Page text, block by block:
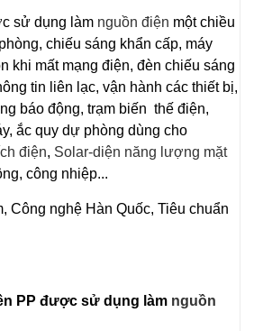
sử dụng làm nguồn điện một chiều
chiếu sáng khẩn cấp, máy
khi mất mạng điện, đèn chiếu sáng
tin liên lạc, vận hành các thiết bị,
báo động, trạm biến thế điện,
ắc quy dự phòng dùng cho
điện, Solar-diện năng lượng mặt
công nhiệp...
Công nghệ Hàn Quốc, Tiêu chuẩn
PP được sử dụng làm nguồn